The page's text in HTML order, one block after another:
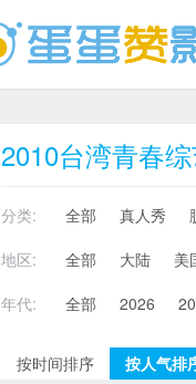
2010台湾青春
分类: 全部 真人秀
地区:
全部 大陆 美
年代:
全部 2026
按时间排序 按人气排